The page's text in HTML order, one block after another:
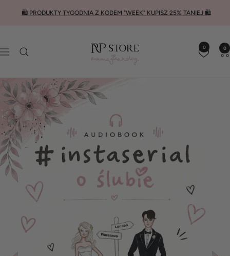
🛍️ PRODUKTY TYGODNIA Z KODEM "WEEK" KUPISZ 25% TANIEJ 🛍️
Nawigacja
RP
STORE
0 0